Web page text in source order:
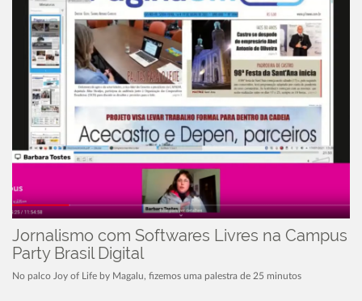
Jornalismo com Softwares Livres na Campus
Party Brasil Digital
No palco Joy of Life by Magalu, fizemos uma palestra de 25 minutos